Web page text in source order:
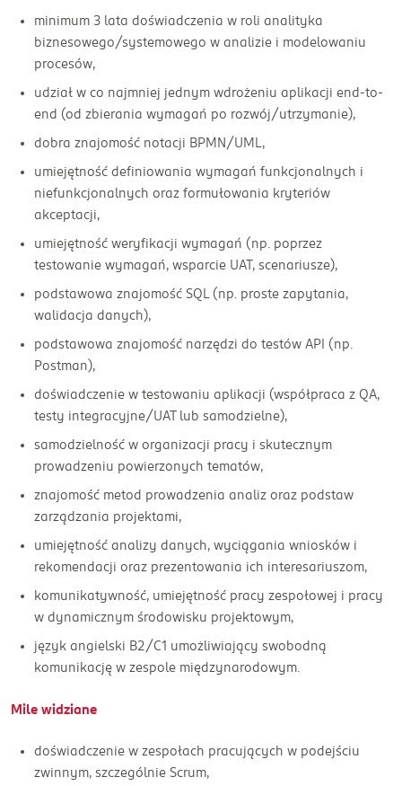
minimum 3 lata doświadczenia w roli analityka
biznesowego/systemowego w analizie i modelowaniu
procesów,
udział w co najmniej jednym wdrożeniu aplikacji end-to-
end (od zbierania wymagań po rozwój/utrzymanie),
dobra znajomość notacji BPMN/UML,
umiejętność definiowania wymagań funkcjonalnych i
niefunkcjonalnych oraz formułowania kryteriów
akceptacji,
umiejętność weryfikacji wymagań (np. poprzez
testowanie wymagań, wsparcie UAT, scenariusze),
podstawowa znajomość SQL (np. proste zapytania,
walidacja danych),
podstawowa znajomość narzędzi do testów API (np.
Postman),
doświadczenie w testowaniu aplikacji (współpraca z QA,
testy integracyjne/UAT lub samodzielne),
samodzielność w organizacji pracy i skutecznym
prowadzeniu powierzonych tematów,
znajomość metod prowadzenia analiz oraz podstaw
zarządzania projektami,
umiejętność analizy danych, wyciągania wniosków i
rekomendacji oraz prezentowania ich interesariuszom,
komunikatywność, umiejętność pracy zespołowej i pracy
w dynamicznym środowisku projektowym,
język angielski B2/C1 umożliwiający swobodną
komunikację w zespole międzynarodowym.
Mile widziane
doświadczenie w zespołach pracujących w podejściu
zwinnym, szczególnie Scrum,